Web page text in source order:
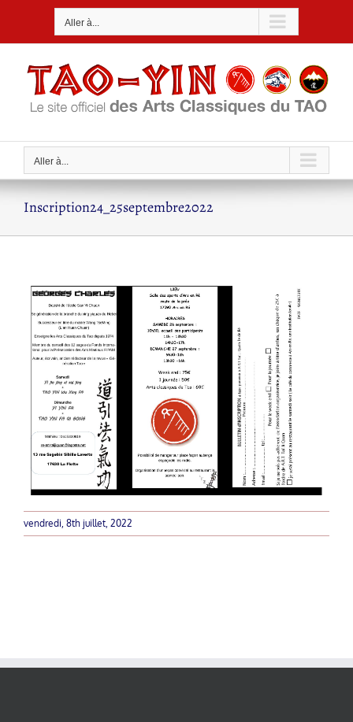
Aller à...
Aller à...
Inscription24_25septembre2022
vendredi, 8th juillet, 2022